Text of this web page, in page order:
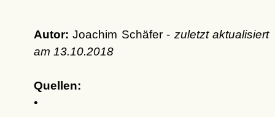
Autor: Joachim Schäfer - zuletzt aktualisiert
am 13.10.2018
Quellen:
•